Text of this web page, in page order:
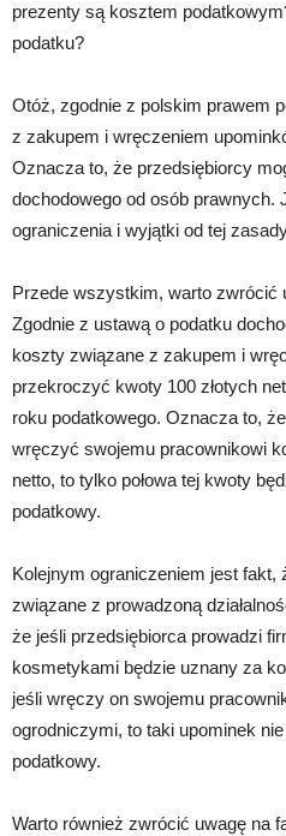
prezenty są kosztem
podatku?
Otóż, zgodnie z polskim prawem
z zakupem i wręczeniem
Oznacza to, że przedsiębiorcy
dochodowego od osób prawnych.
ograniczenia i wyjątki od tej
Przede wszystkim, warto zwrócić
Zgodnie z ustawą o podatku
koszty związane z zakupem i
przekroczyć kwoty 100 złotych
roku podatkowego. Oznacza to,
wręczyć swojemu pracownikowi
netto, to tylko połowa tej kwoty
podatkowy.
Kolejnym ograniczeniem jest fakt,
związane z prowadzoną
że jeśli przedsiębiorca prowadzi
kosmetykami będzie uznany za
jeśli wręczy on swojemu
ogrodniczymi, to taki upominek
podatkowy.
Warto również zwrócić uwagę na